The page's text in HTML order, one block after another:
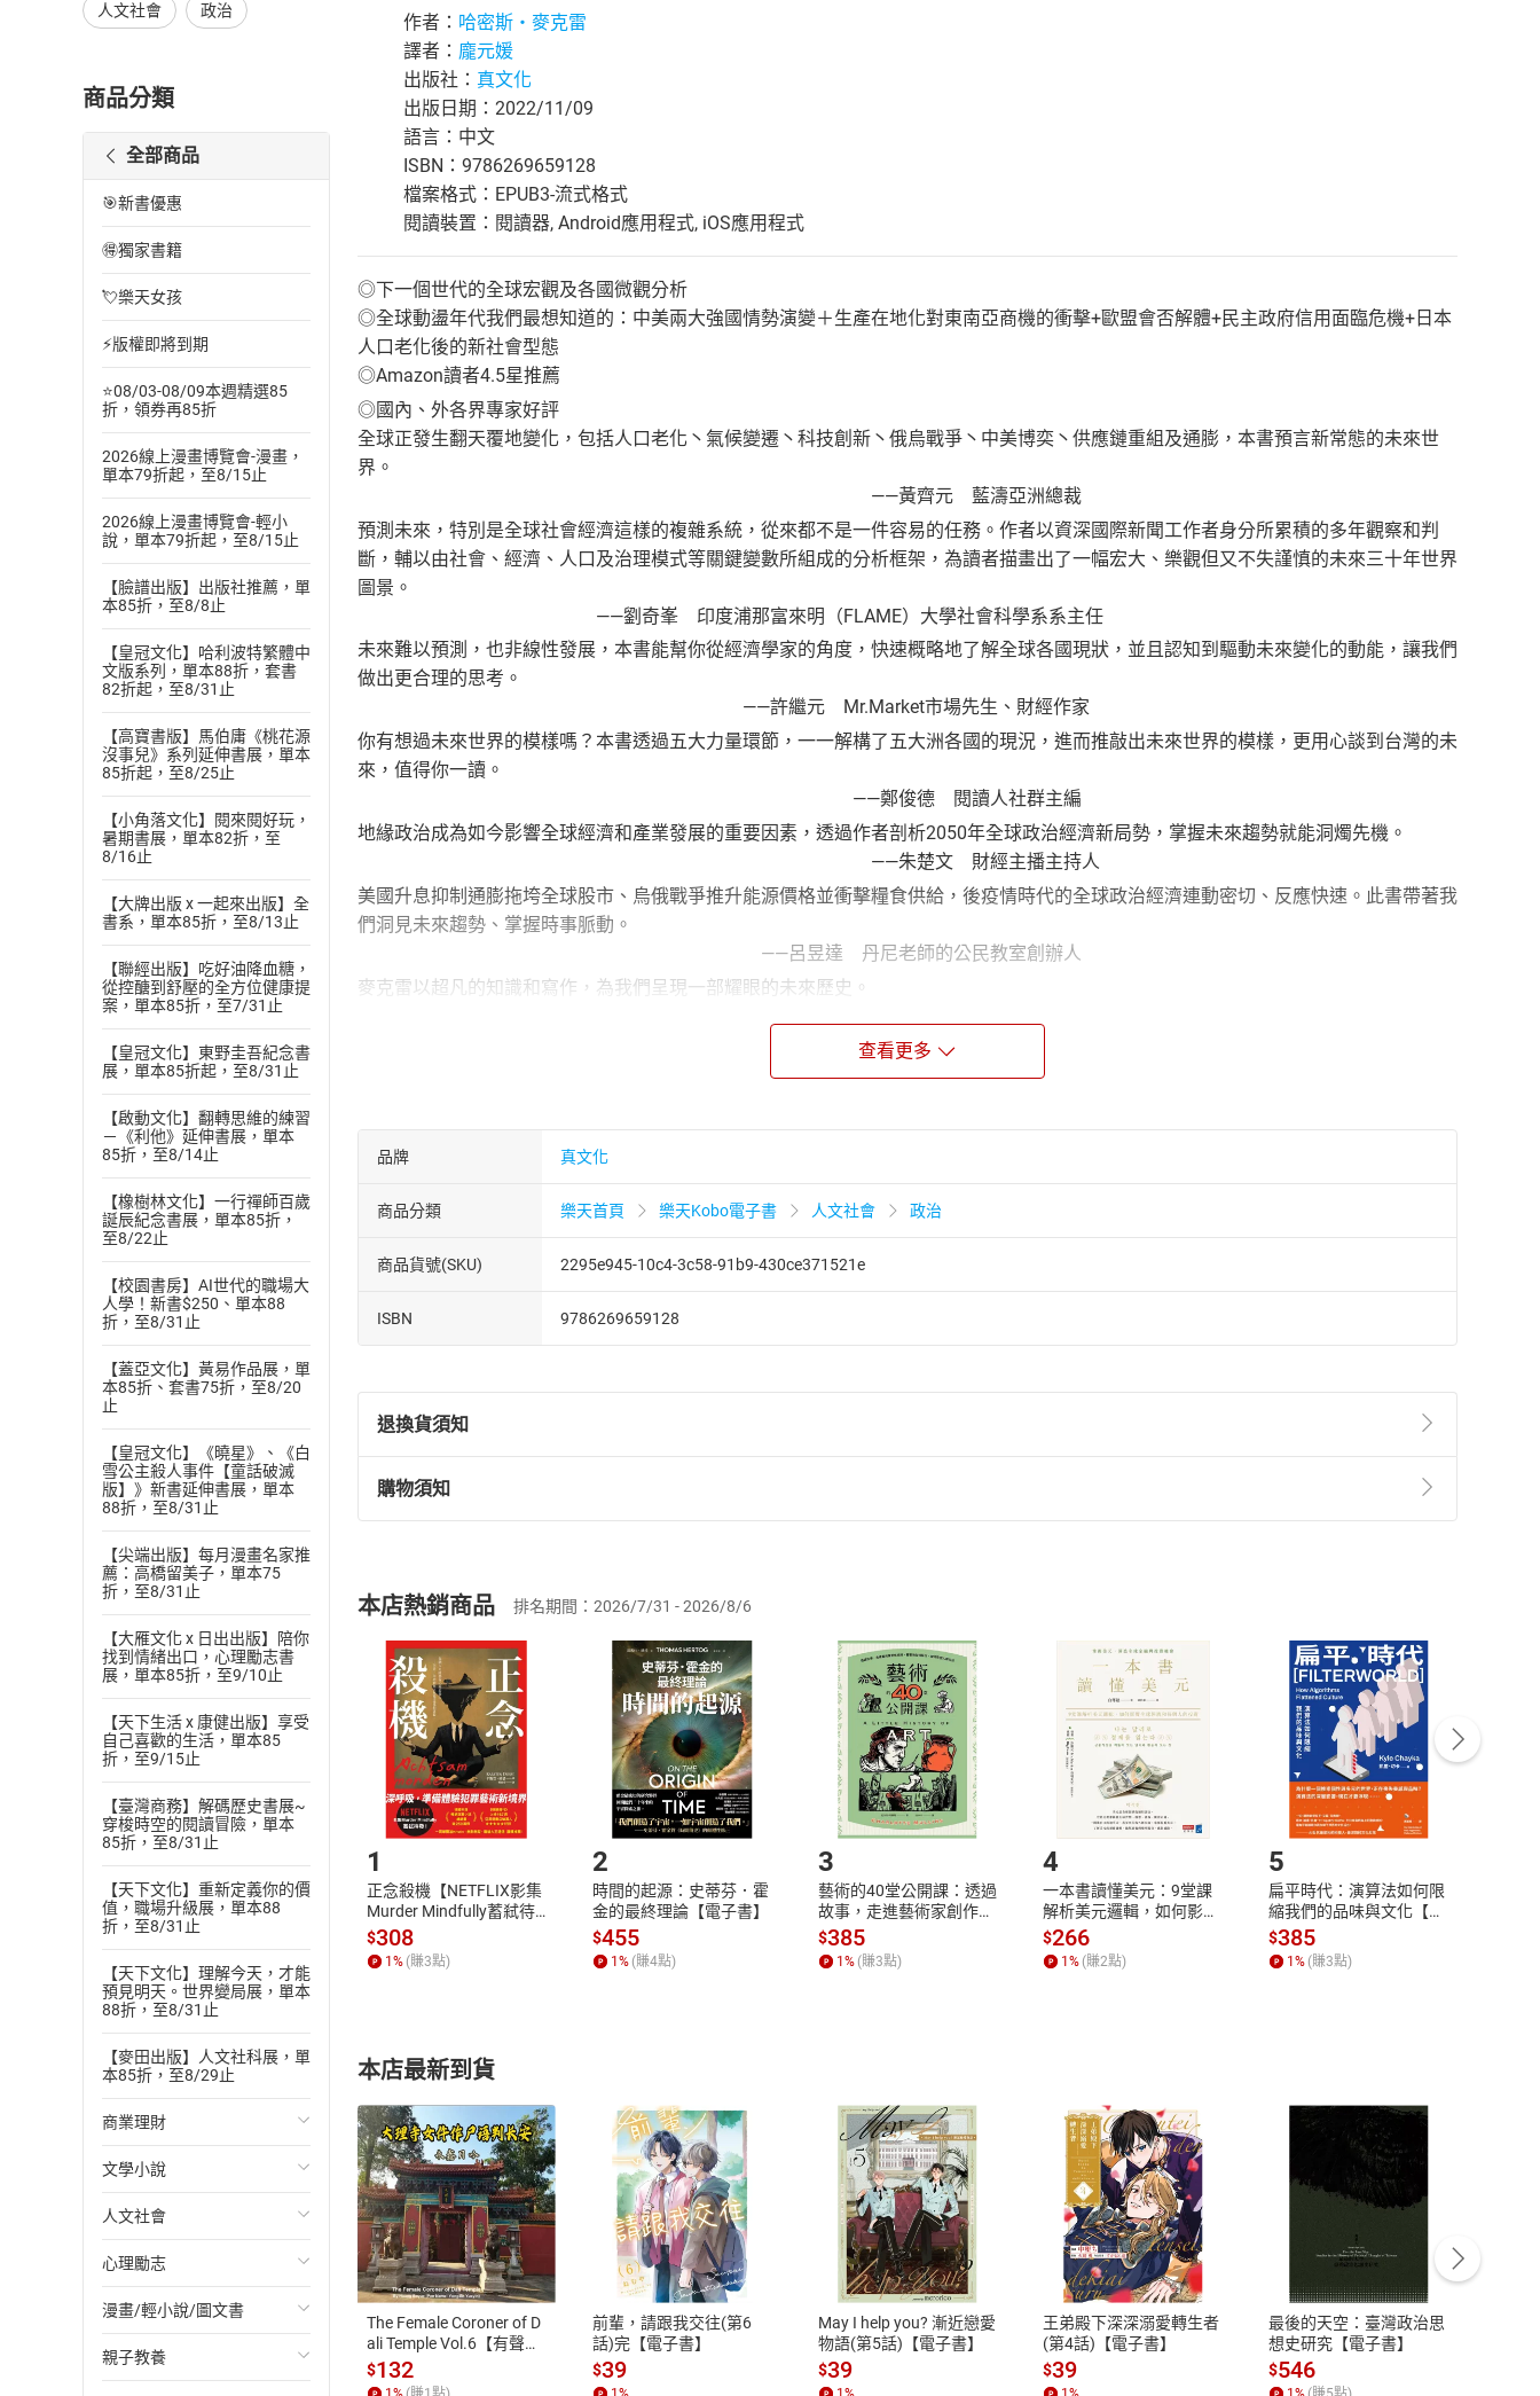
人文社會 政治
商品分類
全部商品
🎯新書優惠
🉐獨家書籍
💘樂天女孩
⚡版權即將到期
⭐08/03-08/09本週精選85
折，領券再85折
2026線上漫畫博覽會-漫畫，
單本79折起，至8/15止
2026線上漫畫博覽會-輕小
說，單本79折起，至8/15止
【臉譜出版】出版社推薦，單
本85折，至8/8止
【皇冠文化】哈利波特繁體中
文版系列，單本88折，套書
82折起，至8/31止
【高寶書版】馬伯庸《桃花源
沒事兒》系列延伸書展，單本
85折起，至8/25止
【小角落文化】閱來閱好玩，
暑期書展，單本82折，至
8/16止
【大牌出版 x 一起來出版】全
書系，單本85折，至8/13止
【聯經出版】吃好油降血糖，
從控醣到舒壓的全方位健康提
案，單本85折，至7/31止
【皇冠文化】東野圭吾紀念書
展，單本85折起，至8/31止
【啟動文化】翻轉思維的練習
－《利他》延伸書展，單本
85折，至8/14止
【橡樹林文化】一行禪師百歲
誕辰紀念書展，單本85折，
至8/22止
【校園書房】AI世代的職場大
人學！新書$250、單本88
折，至8/31止
【蓋亞文化】黃易作品展，單
本85折、套書75折，至8/20
止
【皇冠文化】《曉星》、《白
雪公主殺人事件【童話破滅
版】》新書延伸書展，單本
88折，至8/31止
【尖端出版】每月漫畫名家推
薦：高橋留美子，單本75
折，至8/31止
【大雁文化 x 日出出版】陪你
找到情緒出口，心理勵志書
展，單本85折，至9/10止
【天下生活 x 康健出版】享受
自己喜歡的生活，單本85
折，至9/15止
【臺灣商務】解碼歷史書展~
穿梭時空的閱讀冒險，單本
85折，至8/31止
【天下文化】重新定義你的價
值，職場升級展，單本88
折，至8/31止
【天下文化】理解今天，才能
預見明天。世界變局展，單本
88折，至8/31止
【麥田出版】人文社科展，單
本85折，至8/29止
商業理財
投資理財
經濟/趨勢
財務/金融
管理/領導
職場工作術
文學小說
歐美文學
日本文學
韓國文學
華文文學
人文社會
國際關係
政治
社會科學
心理勵志
心靈成長/情緒
人際關係
漫畫/輕小說/圖文書
輕小說
親子教養
作者： 哈密斯‧麥克雷
譯者： 龐元媛
出版社： 真文化
出版日期：2022/11/09
語言：中文
ISBN：9786269659128
檔案格式：EPUB3-流式格式
閱讀裝置：閱讀器, Android應用程式, iOS應用程式
◎下一個世代的全球宏觀及各國微觀分析
◎全球動盪年代我們最想知道的：中美兩大強國情勢演變＋生產在地化對東南亞商機的衝擊+歐盟會否解體+民主政府信用面臨危機+日本
人口老化後的新社會型態
◎Amazon讀者4.5星推薦
◎國內、外各界專家好評
全球正發生翻天覆地變化，包括人口老化丶氣候變遷丶科技創新丶俄烏戰爭丶中美博奕丶供應鏈重組及通膨，本書預言新常態的未來世
界。
——黃齊元 藍濤亞洲總裁
預測未來，特別是全球社會經濟這樣的複雜系統，從來都不是一件容易的任務。作者以資深國際新聞工作者身分所累積的多年觀察和判
斷，輔以由社會、經濟、人口及治理模式等關鍵變數所組成的分析框架，為讀者描畫出了一幅宏大、樂觀但又不失謹慎的未來三十年世界
圖景。
——劉奇峯 印度浦那富來明（FLAME）大學社會科學系系主任
未來難以預測，也非線性發展，本書能幫你從經濟學家的角度，快速概略地了解全球各國現狀，並且認知到驅動未來變化的動能，讓我們
做出更合理的思考。
——許繼元 Mr.Market市場先生、財經作家
你有想過未來世界的模樣嗎？本書透過五大力量環節，一一解構了五大洲各國的現況，進而推敲出未來世界的模樣，更用心談到台灣的未
來，值得你一讀。
——鄭俊德 閱讀人社群主編
地緣政治成為如今影響全球經濟和產業發展的重要因素，透過作者剖析2050年全球政治經濟新局勢，掌握未來趨勢就能洞燭先機。
——朱楚文 財經主播主持人
美國升息抑制通膨拖垮全球股市、烏俄戰爭推升能源價格並衝擊糧食供給，後疫情時代的全球政治經濟連動密切、反應快速。此書帶著我
們洞見未來趨勢、掌握時事脈動。
——呂昱達 丹尼老師的公民教室創辦人
麥克雷以超凡的知識和寫作，為我們呈現一部耀眼的未來歷史。
這本書議題廣闊、思緒深遠，加上優異的寫作技巧。我們無法百分百預測未來，但幸運的是，我們可以透過閱讀麥克雷大師級的分析，來
協助我們理解未來世界的樣貌。
——Margaret MacMillan 《戰爭》作者
這本書很重要的一點是，它以全球作為視野。例如，它不只聚焦於美國或歐洲，而是涵蓋了構成全球經濟的每一塊拼圖。
——Ian Harwood 職業經濟學家協會
全球政治局勢動盪、後疫情經濟模式轉變、全球暖化形成資源的不平等，我們正處在一個變動的時代，未來的下一個世代，即2050年我
們的世界會如何發展？
本書作者長年研究全球經濟和政經變革，在這本書中，作者詳細盤點了當今全球五大洲各區域的現況，並列出改變世界、帶領全球邁向
重大議題。
最後，作者列出了未來全球面臨的十大隱憂，以及可以積極改善的十大期望。
◎2050年時：
◎日本成為人口老化國家的榜樣
◎東南亞可能面臨貿易全球化式微的衝擊
◎撒哈拉以南非洲受氣候變遷影響最深
◎2050年的十大隱憂和希望：
n隱憂
一、美國政治體系無法維持
二、中國、印度與美國之間的關係經營不善
三、俄國對於自身力量太過樂觀
四、撒哈拉以南非洲無法脫離貧窮
五、宗教衝突爆發
六、環境退化與氣候變遷不可逆轉
七、新冠肺炎疫情的長期影響以及接下來的疫情
八、中東變得非常不穩定
九、資訊革命可能有害，而非有益
一、中產階級的世界
二、更平靜、更自在、更自信的美國
三、英語圈的崛起
四、中國：世界最大經濟體從侵略走向合作
五、歐盟分裂成核心國家與邊緣國家
六、印度與印度次大陸：收割在望
七、非洲對於世界的重要性增加
八、全球化改變方向，從移動商品，變為移動思想與金錢
九、科技拯救世界
十、人類與地球的關係更為和諧
查看更多
品牌 真文化
商品分類 樂天首頁 樂天Kobo電子書 人文社會 政治
商品貨號(SKU) 2295e945-10c4-3c58-91b9-430ce371521e
ISBN 9786269659128
退換貨須知
退換貨規定：
(一)依消費者保護法第19條第1項後段暨通訊交易解除權合理例外情事適用準則第2條第5款之規定，「非以有形媒介提供之數位
(二)消費者訂購本店鋪之商品即代表知悉本店鋪所銷售之商品為電子書，屬非以有形媒介提供之數位內容，消費者同意若訂購後
且已下載/存取電子書，不得請求退貨退款。
退貨方式：您欲取消訂單或辦理退貨時，請登入樂天市場，並於「我的訂單」中點選「瀏覽訂單明細」
「申請取消訂單/退
貨」，本店鋪將依您的申請進行審核，待審核通過後將為您辦理退款事宜。
請注意，樂天市場須以整筆訂單為單位進行取消/退貨，恕無法以單支商品取消/退貨。
購物須知
挑選商品
Choose
放入購物車
Shopping cart
登入帳號
Login
付款方式
Payment
完成訂單
Complete
購書後，如何開始使用？
Step1.選擇閱讀載具 Step2.登入帳號，下載書籍後看書
付款方式
ATM轉帳、信用卡、LINE PAY、AFTEE
退換貨規範
本店是否提供消費者保護法七日猶豫期
之權利，遽消費者保護法及通訊交易解
除權合理例外情事適用準則，依商品性
質各有不同規定。詳細退換貨說明請參
客服資訊
服務時間：週一到週五 10:00-12:00、
13:00-17:00 (國定假日及例假日休息)
客服電話：0080-1857077
本店熱銷商品 排名期間：2026/7/31 - 2026/8/6
1
正念殺機【NETFLIX影集
Murder Mindfully蓄弒待
發】【電子書】
$308
1 % (賺3點)
2
時間的起源：史蒂芬．霍
金的最終理論【電子書】
$455
1 % (賺4點)
3
藝術的40堂公開課：透過
故事，走進藝術家創作現
場，看藝術如何誕生、如
何形塑人類生活【電子
書】
$385
1 % (賺3點)
4
一本書讀懂美元：9堂課
解析美元邏輯，如何影響
全球經濟和每個人的投資
【電子書】
$266
1% (賺2點)
5
扁平時代：演算法如何限
縮我們的品味與文化【電
子書】
$385
1% (賺3點)
本店最新到貨
The Female Coroner of D
ali Temple Vol.6【有聲
書】
$132
前輩，請跟我交往(第6
話)完【電子書】
$39
May I help you? 漸近戀愛
物語(第5話)【電子書】
$39
王弟殿下深深溺愛轉生者
(第4話)【電子書】
$39
最後的天空：臺灣政治思
想史研究【電子書】
$546